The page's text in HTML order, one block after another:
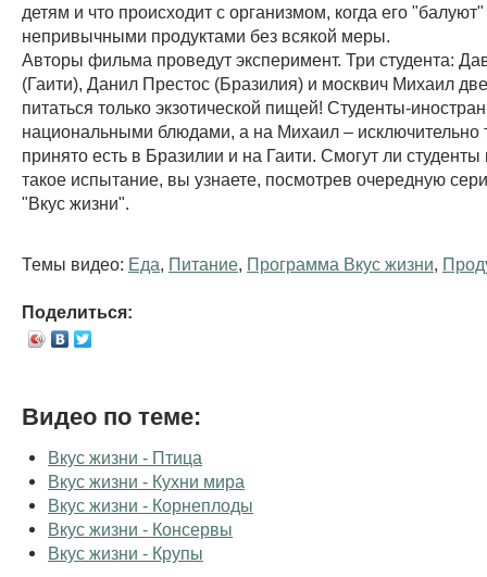
детям и что происходит с организмом, когда его "балуют"
непривычными продуктами без всякой меры.
Авторы фильма проведут эксперимент. Три студента:
(Гаити), Данил Престос (Бразилия) и москвич Михаил
питаться только экзотической пищей! Студенты-
национальными блюдами, а на Михаил – исключительно
принято есть в Бразилии и на Гаити. Смогут ли
такое испытание, вы узнаете, посмотрев очередную
"Вкус жизни".
Темы видео: Еда Питание Программа Вкус жизни
Поделиться:
Видео по теме:
Вкус жизни - Птица
Вкус жизни - Кухни мира
Вкус жизни - Корнеплоды
Вкус жизни - Консервы
Вкус жизни - Крупы